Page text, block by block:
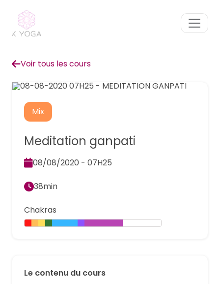
Voir tous les cours
Mix
Chakras
Meditation ganpati
08/08/2020 - 07H25
38min
Le contenu du cours